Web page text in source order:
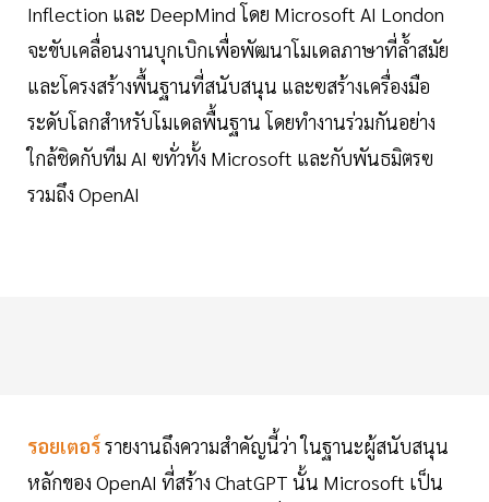
Inflection และ DeepMind โดย Microsoft AI London
จะขับเคลื่อนงานบุกเบิกเพื่อพัฒนาโมเดลภาษาที่ล้ำสมัย
และโครงสร้างพื้นฐานที่สนับสนุน และฃสร้างเครื่องมือ
ระดับโลกสำหรับโมเดลพื้นฐาน โดยทำงานร่วมกันอย่าง
ใกล้ชิดกับทีม AI ฃทั่วทั้ง Microsoft และกับพันธมิตรฃ
รวมถึง OpenAI
รอยเตอร์รายงานถึงความสำคัญนี้ว่า ในฐานะผู้สนับสนุน
หลักของ OpenAI ที่สร้าง ChatGPT นั้น Microsoft เป็น